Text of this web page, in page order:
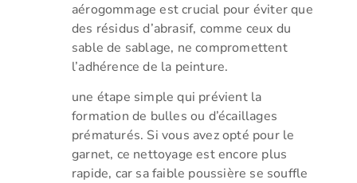
aérogommage est crucial pour éviter que
des résidus d’abrasif, comme ceux du
sable de sablage, ne compromettent
l’adhérence de la peinture.
une étape simple qui prévient la
formation de bulles ou d’écaillages
prématurés. Si vous avez opté pour le
garnet, ce nettoyage est encore plus
rapide, car sa faible poussière se souffle